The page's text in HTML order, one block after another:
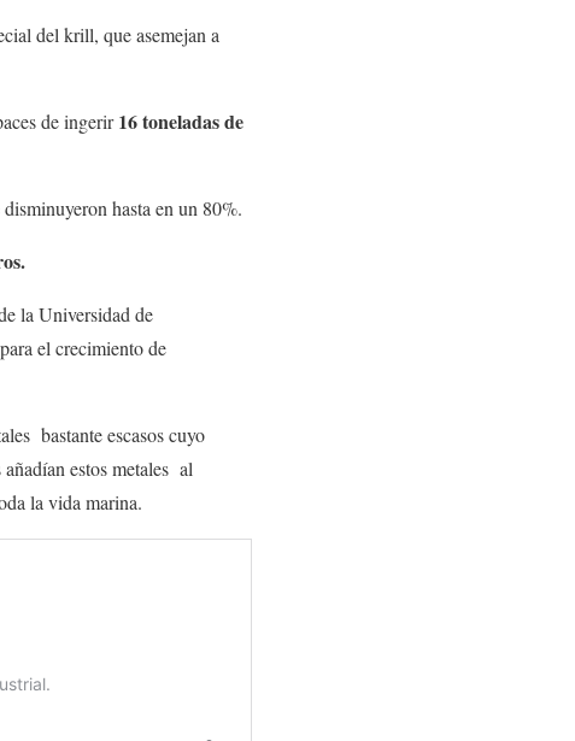
del krill, que asemejan a
de ingerir16 toneladas de
hasta en un 80%.
la Universidad de
el crecimiento de
bastante escasos cuyo
estos metales al
la vida marina.